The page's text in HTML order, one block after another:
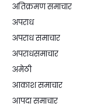
अतिक्रमण समाचार
अपराध
अपराध समाचार
अपराधसमाचार
अमेठी
आकाश समाचार
आपदा समाचार